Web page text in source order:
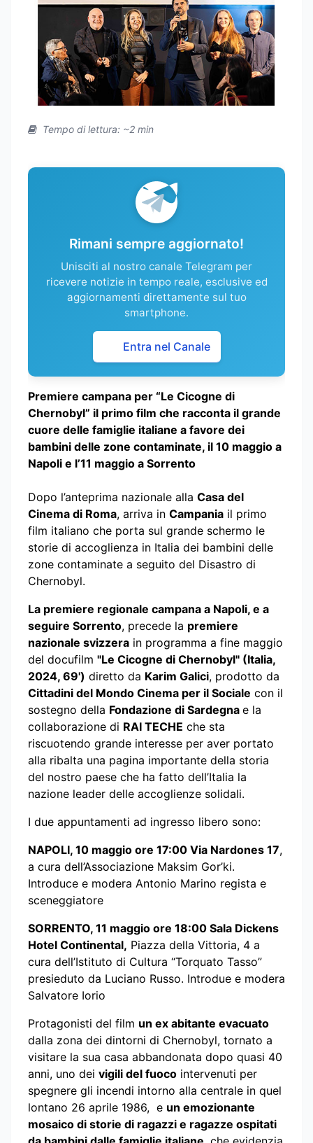
Tempo di lettura: ~2 min
Rimani sempre aggiornato!
Unisciti al nostro canale Telegram per
ricevere notizie in tempo reale, esclusive ed
aggiornamenti direttamente sul tuo
smartphone.
Entra nel Canale
Premiere campana per “Le Cicogne di
Chernobyl” il primo film che racconta il grande
cuore delle famiglie italiane a favore dei
bambini delle zone contaminate, il 10 maggio a
Napoli e l’11 maggio a Sorrento
Dopo l’anteprima nazionale alla Casa del
Cinema di Roma, arriva in Campania il primo
film italiano che porta sul grande schermo le
storie di accoglienza in Italia dei bambini delle
zone contaminate a seguito del Disastro di
Chernobyl.
La premiere regionale campana a Napoli, e a
seguire Sorrento, precede la premiere
nazionale svizzera in programma a fine maggio
del docufilm "Le Cicogne di Chernobyl" (Italia,
2024, 69') diretto da Karim Galici, prodotto da
Cittadini del Mondo Cinema per il Sociale con il
sostegno della Fondazione di Sardegna e la
collaborazione di RAI TECHE che sta
riscuotendo grande interesse per aver portato
alla ribalta una pagina importante della storia
del nostro paese che ha fatto dell’Italia la
nazione leader delle accoglienze solidali.
I due appuntamenti ad ingresso libero sono:
NAPOLI, 10 maggio ore 17:00 Via Nardones 17,
a cura dell’Associazione Maksim Gor’ki.
Introduce e modera Antonio Marino regista e
sceneggiatore
SORRENTO, 11 maggio ore 18:00 Sala Dickens
Hotel Continental, Piazza della Vittoria, 4 a
cura dell’Istituto di Cultura “Torquato Tasso”
presieduto da Luciano Russo. Introdue e modera
Salvatore Iorio
Protagonisti del film un ex abitante evacuato
dalla zona dei dintorni di Chernobyl, tornato a
visitare la sua casa abbandonata dopo quasi 40
anni, uno dei vigili del fuoco intervenuti per
spegnere gli incendi intorno alla centrale in quel
lontano 26 aprile 1986, e un emozionante
mosaico di storie di ragazzi e ragazze ospitati